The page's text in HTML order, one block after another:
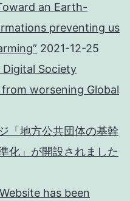
an Earth-
preventing us
2021-12-25
Society
worsening Global
「地方公共団体の基幹
化」が開設されました
has been